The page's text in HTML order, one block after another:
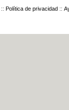
:: Política de privacidad ::